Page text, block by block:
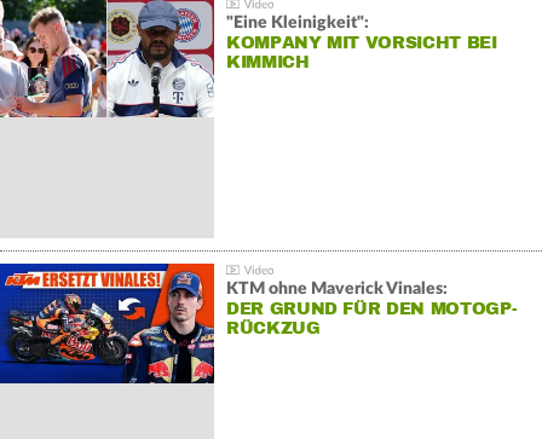
"Eine Kleinigkeit":
KOMPANY MIT VORSICHT BEI
KIMMICH
KTM ohne Maverick Vinales:
DER GRUND FÜR DEN MOTOGP-
RÜCKZUG